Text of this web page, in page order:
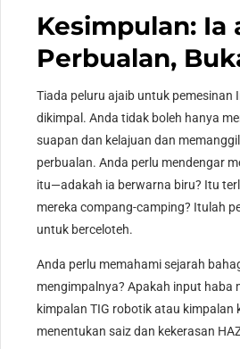
Kesimpulan: Ia
Perbualan,
Tiada peluru ajaib untuk pemesinan
dikimpal. Anda tidak boleh hanya
suapan dan kelajuan dan
perbualan. Anda perlu mendengar
itu—adakah ia berwarna biru? Itu
mereka compang-camping? Itulah
untuk berceloteh.
Anda perlu memahami sejarah
mengimpalnya? Apakah input haba
kimpalan TIG robotik atau kimpalan
menentukan saiz dan kekerasan